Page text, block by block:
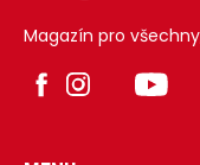
Magazín pro